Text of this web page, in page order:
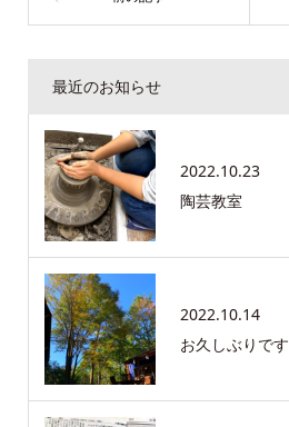
最近のお知らせ
2022.10.23
陶芸教室
2022.10.14
お久しぶりです